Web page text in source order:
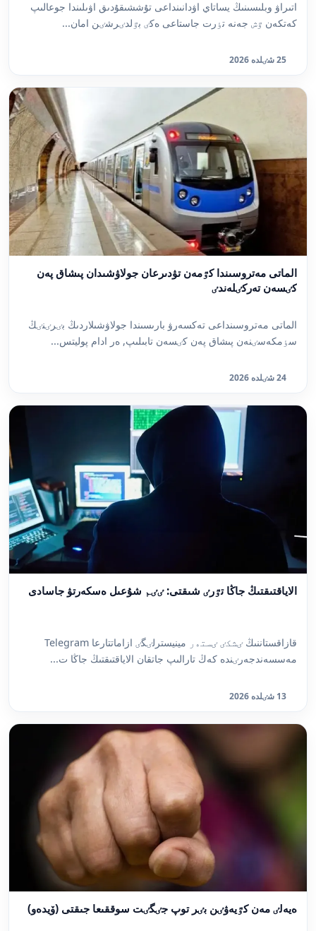
اتىراۋ وبلىسىنىڭ يساتاي اۋدانىنداعى تۇششىقۇدىق اۋىلىندا جوعالىپ
كەتكەن ٷش جەنە تٶرت جاستاعى ەكٸ بٷلدٸرشٸن امان...
25 شٸلدە 2026
الماتى مەتروسىندا كٷمەن تۋدىرعان جولاۋشىدان پىشاق پەن
كٸسەن تەركٸلەندٸ
الماتى مەتروسىنداعى تەكسەرۋ بارىسىندا جولاۋشىلاردىڭ بٸرٸنٸڭ
سٶمكەسٸنەن پىشاق پەن كٸسەن تابىلىپ, ەر ادام پوليتس...
24 شٸلدە 2026
الاياقتىقتىڭ جاڭا تٷرٸ شىقتى: ٸٸم شۇعىل ەسكەرتۋ جاسادى
قازاقستاننىڭ ٸشكٸ ٸستەر مينيسترلٸگٸ ازاماتتارعا Telegram
مەسسەندجەرٸندە كەڭ تارالىپ جاتقان الاياقتىقتىڭ جاڭا ت...
13 شٸلدە 2026
ەيەلٸ مەن كٷيەۋٸن بٸر توپ جٸگٸت سوققىعا جىقتى (ۆيدەو)